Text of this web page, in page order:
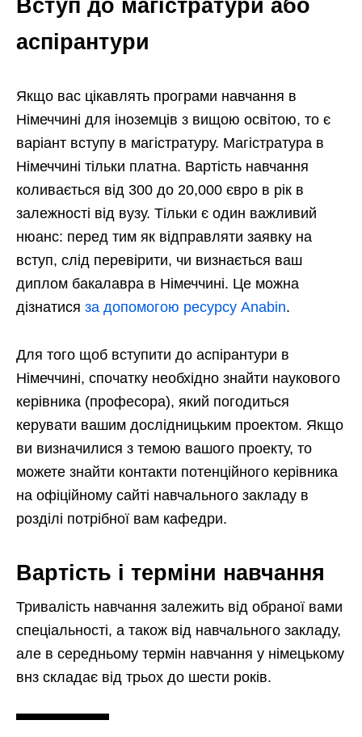
Вступ до магістратури або
аспірантури
Якщо вас цікавлять програми навчання в
Німеччині для іноземців з вищою освітою, то є
варіант вступу в магістратуру. Магістратура в
Німеччині тільки платна. Вартість навчання
коливається від 300 до 20,000 євро в рік в
залежності від вузу. Тільки є один важливий
нюанс: перед тим як відправляти заявку на
вступ, слід перевірити, чи визнається ваш
диплом бакалавра в Німеччині. Це можна
дізнатися за допомогою ресурсу Anabin.
Для того щоб вступити до аспірантури в
Німеччині, спочатку необхідно знайти наукового
керівника (професора), який погодиться
керувати вашим дослідницьким проектом. Якщо
ви визначилися з темою вашого проекту, то
можете знайти контакти потенційного керівника
на офіційному сайті навчального закладу в
розділі потрібної вам кафедри.
Вартість і терміни навчання
Тривалість навчання залежить від обраної вами
спеціальності, а також від навчального закладу,
але в середньому термін навчання у німецькому
внз складає від трьох до шести років.